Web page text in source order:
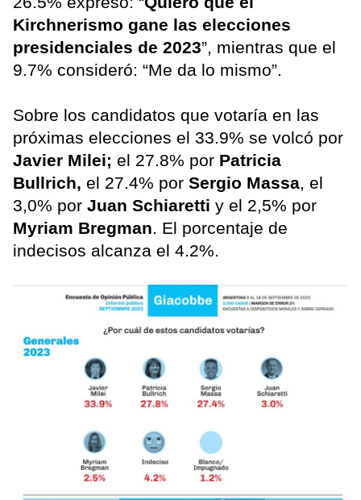
Kirchnerismo gane las elecciones
presidenciales de 2023”, mientras que el
9.7% consideró: “Me da lo mismo”.
Sobre los candidatos que votaría en las
próximas elecciones el 33.9% se volcó por
Javier Milei; el 27.8% por Patricia
Bullrich, el 27.4% por Sergio Massa, el
3,0% por Juan Schiaretti y el 2,5% por
Myriam Bregman. El porcentaje de
indecisos alcanza el 4.2%.